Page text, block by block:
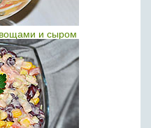
и сыром